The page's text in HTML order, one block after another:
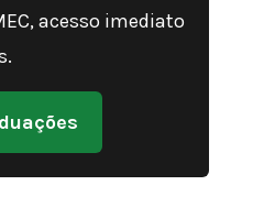
acesso imediato